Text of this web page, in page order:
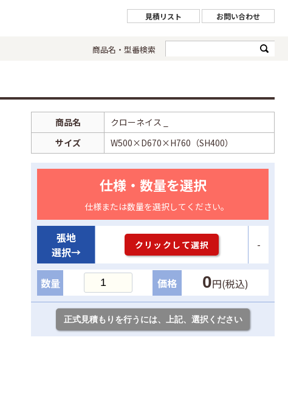
見積リスト お問い合わせ
商品名・型番検索
商品名
クローネイス _
サイズ
W500×D670×H760（SH400）
仕様・数量を選択
仕様または数量を選択してください。
張地
選択→
クリックして選択 -
数量 価格 0円(税込)